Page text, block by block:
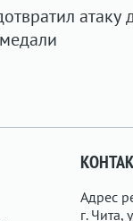
атаку
Адрес
г. Чита,